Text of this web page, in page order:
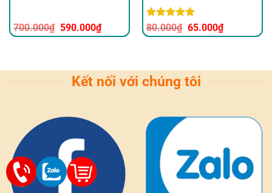
700.000₫ Giá
gốc
590.000₫Giá
hiện
Được xếp
hạng55
80.000₫ 65.000₫
Kết nối với chúng tôi